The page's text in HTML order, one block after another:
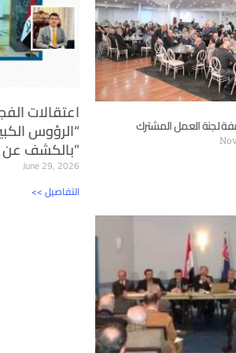
اعتقالات
“الرؤوس
بالكشف عن “ملفات خطيرة”
June 29, 2026
<< التفاصيل
لجنة العمل المشترك